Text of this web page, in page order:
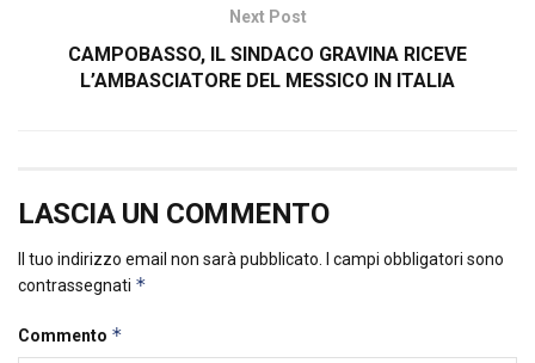
Next Post
CAMPOBASSO, IL SINDACO GRAVINA RICEVE
L’AMBASCIATORE DEL MESSICO IN ITALIA
LASCIA UN COMMENTO
Il tuo indirizzo email non sarà pubblicato.
I campi obbligatori sono
contrassegnati *
Commento *